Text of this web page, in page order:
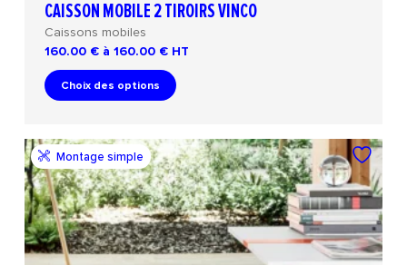
CAISSON MOBILE 2 TIROIRS VINCO
Caissons mobiles
160.00 € à 160.00 € HT
Choix des options
Montage simple